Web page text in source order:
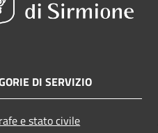
DI SERVIZIO
e stato civile